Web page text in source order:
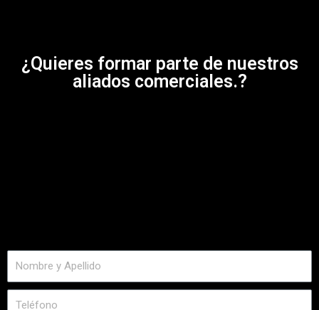
¿Quieres formar parte de nuestros
aliados comerciales.?